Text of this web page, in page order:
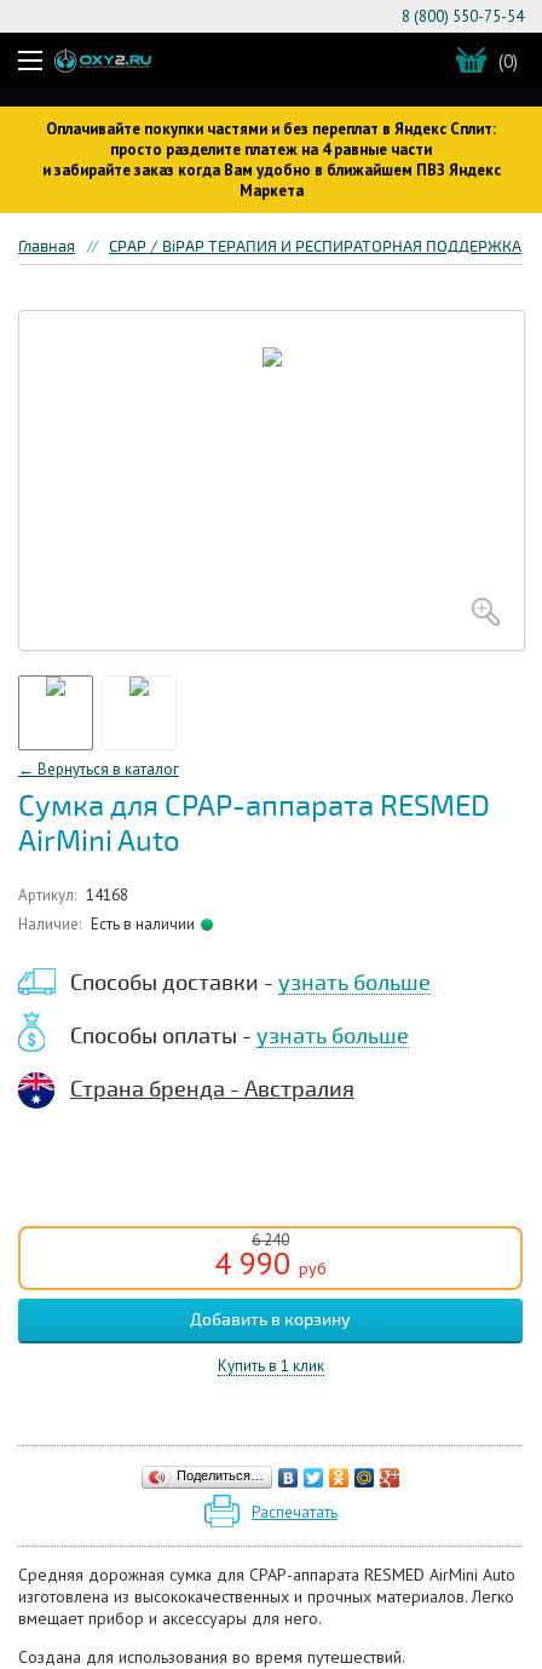
Оплачивайте покупки частями и без переплат в Яндекс Сплит:
просто разделите платеж на 4 равные части
и забирайте заказ когда Вам удобно в ближайшем ПВЗ Яндекс
Маркета
8 (800) 550-75-54
(0)
Главная CPAP / BiPAP ТЕРАПИЯ И РЕСПИРАТОРНАЯ ПОДДЕРЖКА
← Вернуться в каталог
Сумка для СРАР-аппарата RESMED
AirMini Auto
Артикул: 14168
Наличие: Есть в наличии
Способы доставки - узнать больше
Способы оплаты - узнать больше
Страна бренда - Австралия
6 240
4 990 руб
Купить в 1 клик
Поделиться…
Распечатать
Средняя дорожная сумка для СРАР-аппарата RESMED AirMini Auto
изготовлена из высококачественных и прочных материалов. Легко
вмещает прибор и аксессуары для него.
Создана для использования во время путешествий.